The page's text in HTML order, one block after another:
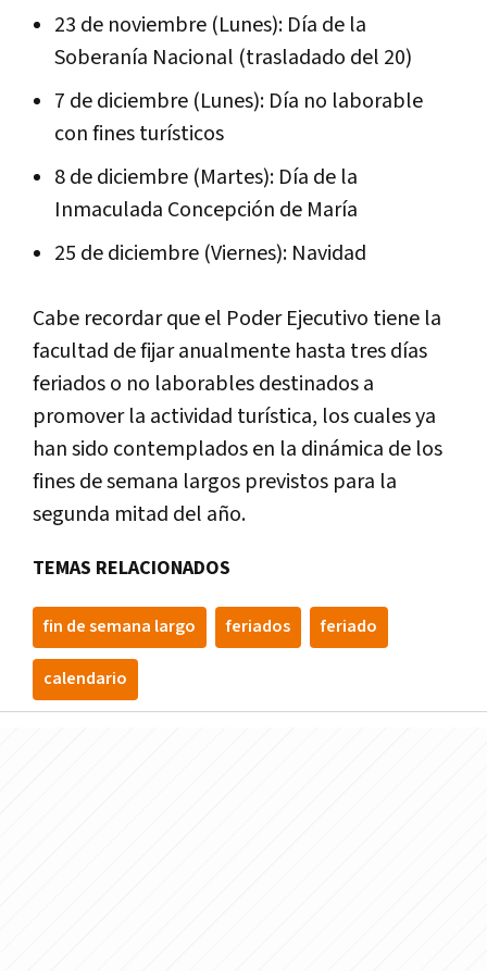
23 de noviembre (Lunes): Día de la
Soberanía Nacional (trasladado del 20)
7 de diciembre (Lunes): Día no laborable
con fines turísticos
8 de diciembre (Martes): Día de la
Inmaculada Concepción de María
25 de diciembre (Viernes): Navidad
Cabe recordar que el Poder Ejecutivo tiene la
facultad de fijar anualmente hasta tres días
feriados o no laborables destinados a
promover la actividad turística, los cuales ya
han sido contemplados en la dinámica de los
fines de semana largos previstos para la
segunda mitad del año.
TEMAS RELACIONADOS
fin de semana largo feriados feriado
calendario